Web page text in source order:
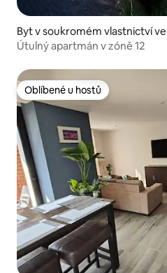
Byt v soukromém vlastnictví
mala City
Útulný apartmán v zóně 12
Oblíbené u hostů
Oblíbené u hostů